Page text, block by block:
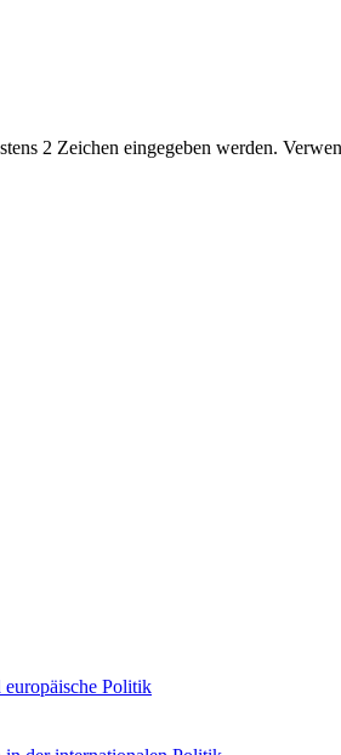
2 Zeichen eingegeben werden.
Politik